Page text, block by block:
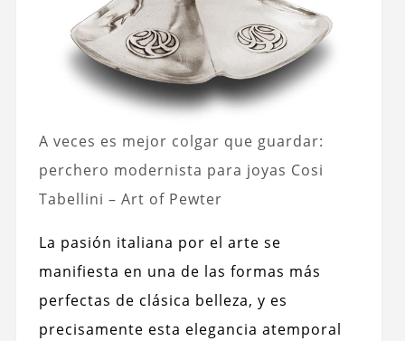
A veces es mejor colgar que guardar:
perchero modernista para joyas Cosi
Tabellini – Art of Pewter
La pasión italiana por el arte se
manifiesta en una de las formas más
perfectas de clásica belleza, y es
precisamente esta elegancia atemporal